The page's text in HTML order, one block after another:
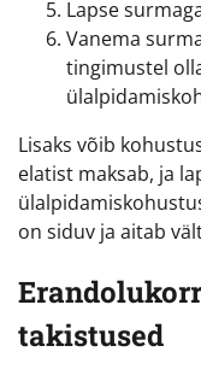
Lapse
Vanema
tingimustel
Lisaks võib
elatist maksab, ja
on siduv ja aitab
takistused